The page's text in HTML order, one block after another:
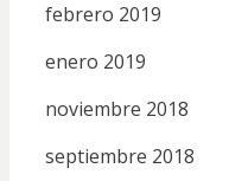
febrero 2019
enero 2019
noviembre 2018
septiembre 2018